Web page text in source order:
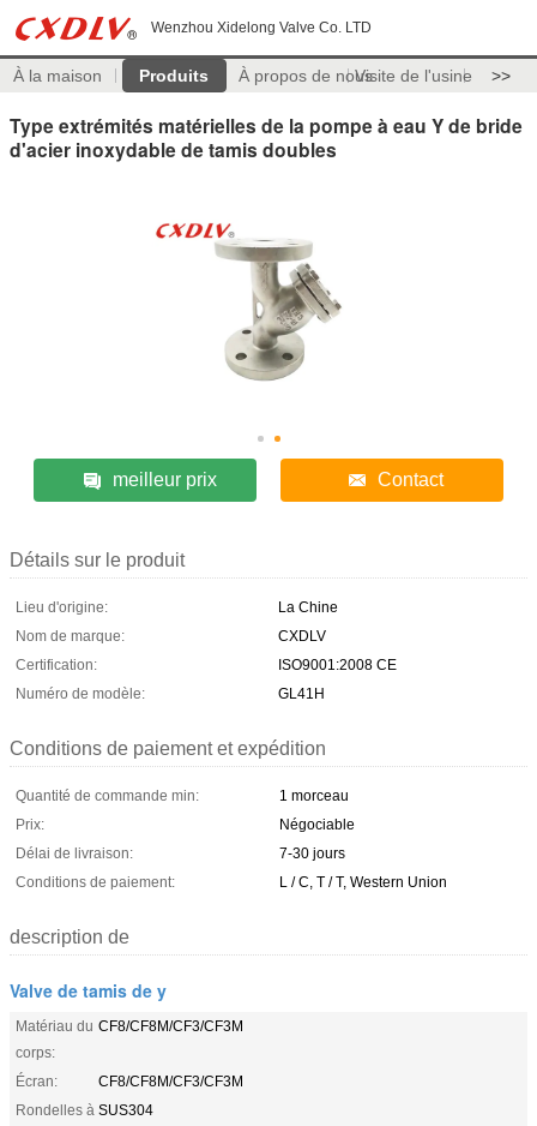
Wenzhou Xidelong Valve Co. LTD
À la maison Produits À propos de nousVisite de l'usine >>
Type extrémités matérielles de la pompe à eau Y de bride
d'acier inoxydable de tamis doubles
meilleur prix Contact
Détails sur le produit
Lieu d'origine:
La Chine
Nom de marque:
CXDLV
Certification:
ISO9001:2008 CE
Numéro de modèle:
GL41H
Conditions de paiement et expédition
Quantité de commande min:
1 morceau
Prix:
Négociable
Délai de livraison:
7-30 jours
Conditions de paiement:
L / C, T / T, Western Union
description de
Valve de tamis de y
Matériau du
corps:
CF8/CF8M/CF3/CF3M
Écran:
CF8/CF8M/CF3/CF3M
Rondelles à SUS304